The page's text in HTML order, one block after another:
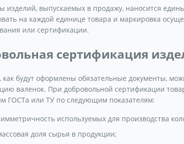
изделий, выпускаемых в продажу, наносится
на каждой единице товара и маркировка
или сертификации.
сертификация
как будут оформлены обязательные документы,
валенок. При добровольной сертификации
ГОСТа или ТУ по следующим показателям:
используемых для производства
доля сырья в продукции;